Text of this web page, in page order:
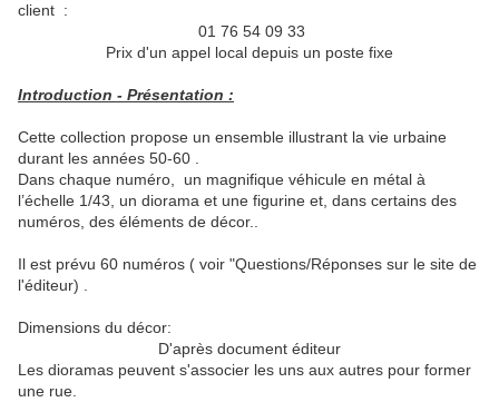
client :
01 76 54 09 33
Prix d'un appel local depuis un poste fixe
Introduction - Présentation :
Cette collection propose un ensemble illustrant la vie urbaine
durant les années 50-60 .
Dans chaque numéro, un magnifique véhicule en métal à
l’échelle 1/43, un diorama et une figurine et, dans certains des
numéros, des éléments de décor..
Il est prévu 60 numéros ( voir "Questions/Réponses sur le site de
l'éditeur) .
Dimensions du décor:
D'après document éditeur
Les dioramas peuvent s'associer les uns aux autres pour former
une rue.